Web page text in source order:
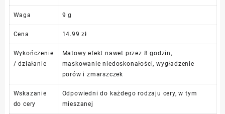
Waga 9 g
Cena 14.99 zł
Wykończenie
/ działanie
Matowy efekt nawet przez 8 godzin,
maskowanie niedoskonałości, wygładzenie
porów i zmarszczek
Wskazanie
do cery
Odpowiedni do każdego rodzaju cery, w tym
mieszanej